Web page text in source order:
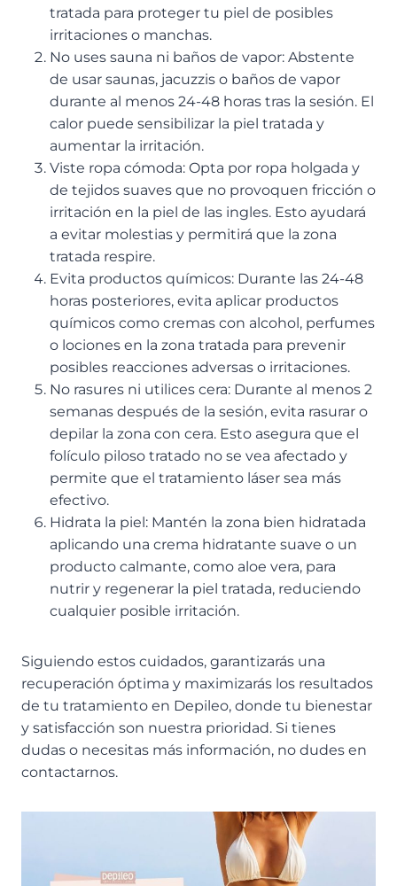
tratada para proteger tu piel de posibles
irritaciones o manchas.
No uses sauna ni baños de vapor: Abstente
de usar saunas, jacuzzis o baños de vapor
durante al menos 24-48 horas tras la sesión. El
calor puede sensibilizar la piel tratada y
aumentar la irritación.
Viste ropa cómoda: Opta por ropa holgada y
de tejidos suaves que no provoquen fricción o
irritación en la piel de las ingles. Esto ayudará
a evitar molestias y permitirá que la zona
tratada respire.
Evita productos químicos: Durante las 24-48
horas posteriores, evita aplicar productos
químicos como cremas con alcohol, perfumes
o lociones en la zona tratada para prevenir
posibles reacciones adversas o irritaciones.
No rasures ni utilices cera: Durante al menos 2
semanas después de la sesión, evita rasurar o
depilar la zona con cera. Esto asegura que el
folículo piloso tratado no se vea afectado y
permite que el tratamiento láser sea más
efectivo.
Hidrata la piel: Mantén la zona bien hidratada
aplicando una crema hidratante suave o un
producto calmante, como aloe vera, para
nutrir y regenerar la piel tratada, reduciendo
cualquier posible irritación.
Siguiendo estos cuidados, garantizarás una
recuperación óptima y maximizarás los resultados
de tu tratamiento en Depileo, donde tu bienestar
y satisfacción son nuestra prioridad. Si tienes
dudas o necesitas más información, no dudes en
contactarnos.